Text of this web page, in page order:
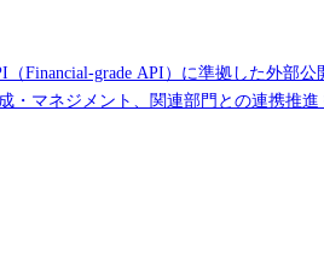
Financial-grade API）に準拠した外部
連部門との連携推進 技術スタック バックエン